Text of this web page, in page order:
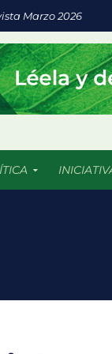
Marzo 2026